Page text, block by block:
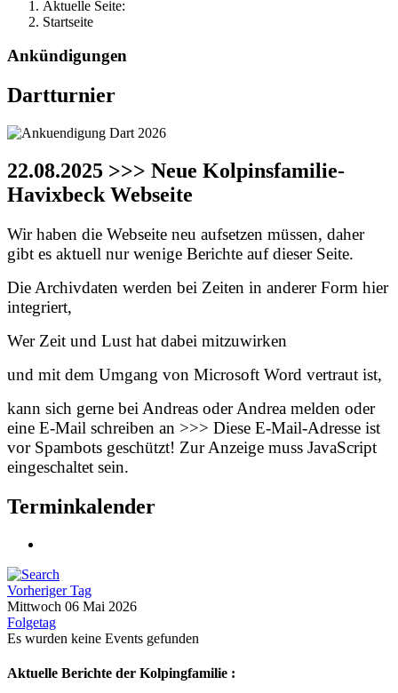
Aktuelle Seite:
Startseite
Ankündigungen
Dartturnier
22.08.2025 >>> Neue Kolpinsfamilie-
Havixbeck Webseite
Wir haben die Webseite neu aufsetzen müssen, daher
gibt es aktuell nur wenige Berichte auf dieser Seite.
Die Archivdaten werden bei Zeiten in anderer Form hier
integriert,
Wer Zeit und Lust hat dabei mitzuwirken
und mit dem Umgang von Microsoft Word vertraut ist,
kann sich gerne bei Andreas oder Andrea melden oder
eine E-Mail schreiben an >>> Diese E-Mail-Adresse ist
vor Spambots geschützt! Zur Anzeige muss JavaScript
eingeschaltet sein.
Terminkalender
Vorheriger Tag
Mittwoch 06 Mai 2026
Folgetag
Es wurden keine Events gefunden
Aktuelle Berichte der Kolpingfamilie :